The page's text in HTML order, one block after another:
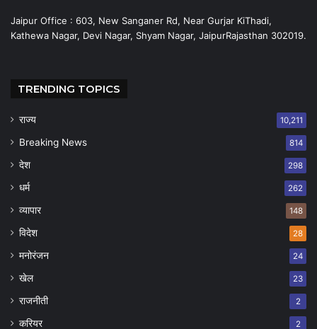
Jaipur Office : 603, New Sanganer Rd, Near Gurjar KiThadi,
Kathewa Nagar, Devi Nagar, Shyam Nagar, JaipurRajasthan 302019.
TRENDING TOPICS
राज्य 10,211
Breaking News 814
देश 298
धर्म 262
व्यापार 148
विदेश 28
मनोरंजन 24
खेल 23
राजनीती 2
करियर 2